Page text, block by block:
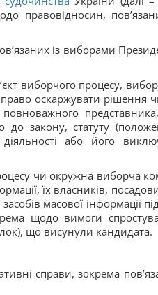
правовідносин,
із виборами
виборчого процесу,
оскаржувати рішення
до закону, статуту
або його
чи окружна виборча
їх власників,
масової інформації
щодо вимоги
що висунули кандидата.
справи, зокрема